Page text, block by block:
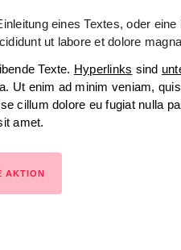
eines Textes, oder
ut labore et dolore
Texte. Hyperlinks sind
Ut enim ad minim veniam,
cillum dolore eu fugiat nulla
amet.
AKTION